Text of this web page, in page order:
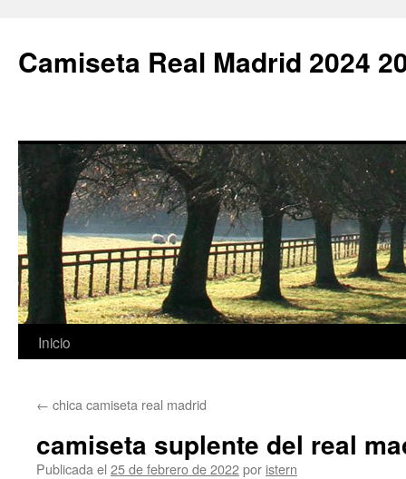
Camiseta Real Madrid 2024
Saltar
contenido
Inicio
← chica camiseta real madrid
camiseta suplente del real
Publicada el 25 de febrero de 2022por istern